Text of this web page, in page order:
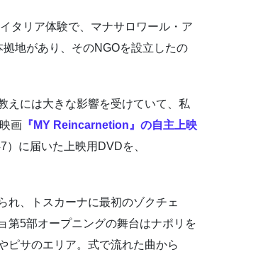
タリア体験で、マナサロワール・ア
地があり、そのNGOを設立したの
えには大きな影響を受けていて、私
画 『MY Reincarnetion』の自主上映
）に届いた上映用DVDを、
れ、トスカーナに最初のゾクチェ
第5部オープニングの舞台はナポリを
ピサのエリア。式で流れた曲から